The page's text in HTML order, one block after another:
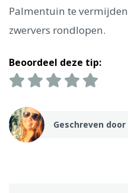
Palmentuin te
zwervers rondlopen.
Beoordeel deze tip:
Geschreven